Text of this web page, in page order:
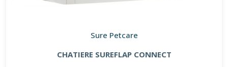
Sure Petcare
CHATIERE SUREFLAP CONNECT